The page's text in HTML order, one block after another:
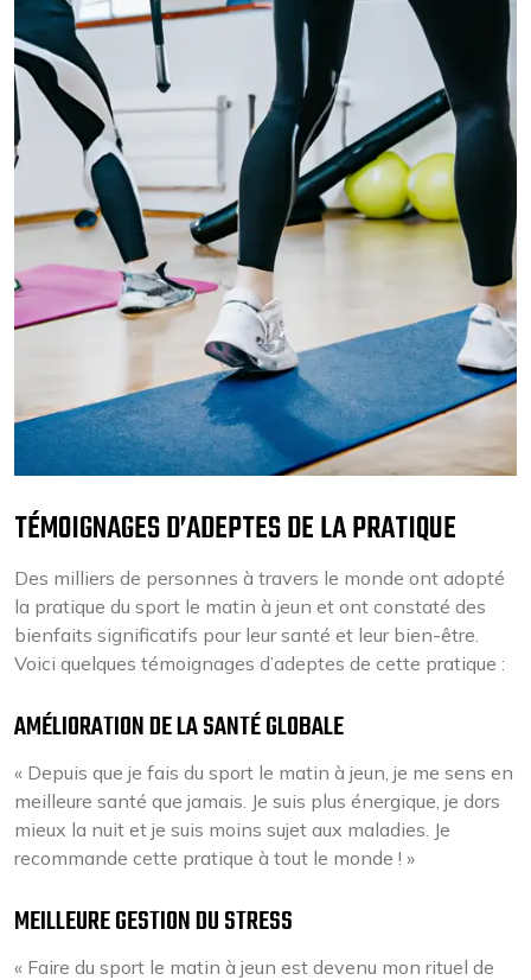
TÉMOIGNAGES D’ADEPTES DE LA PRATIQUE
Des milliers de personnes à travers le monde ont adopté
la pratique du sport le matin à jeun et ont constaté des
bienfaits significatifs pour leur santé et leur bien-être.
Voici quelques témoignages d’adeptes de cette pratique :
AMÉLIORATION DE LA SANTÉ GLOBALE
« Depuis que je fais du sport le matin à jeun, je me sens en
meilleure santé que jamais. Je suis plus énergique, je dors
mieux la nuit et je suis moins sujet aux maladies. Je
recommande cette pratique à tout le monde ! »
MEILLEURE GESTION DU STRESS
« Faire du sport le matin à jeun est devenu mon rituel de